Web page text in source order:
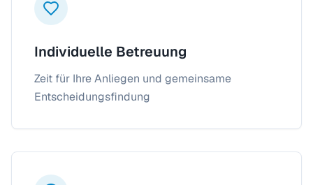
Individuelle Betreuung
Zeit für Ihre Anliegen und gemeinsame
Entscheidungsfindung